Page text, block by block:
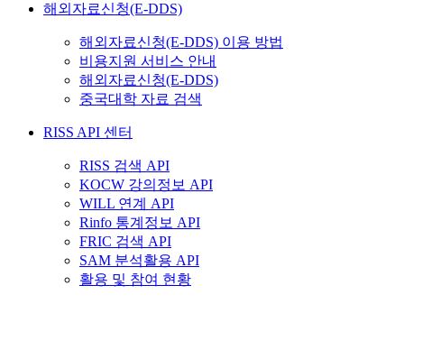
해외자료신청(E-DDS)
해외자료신청(E-DDS) 이용 방법
비용지원 서비스 안내
해외자료신청(E-DDS)
중국대학 자료 검색
RISS API 센터
RISS 검색 API
KOCW 강의정보 API
WILL 연계 API
Rinfo 통계정보 API
FRIC 검색 API
SAM 분석활용 API
활용 및 참여 현황